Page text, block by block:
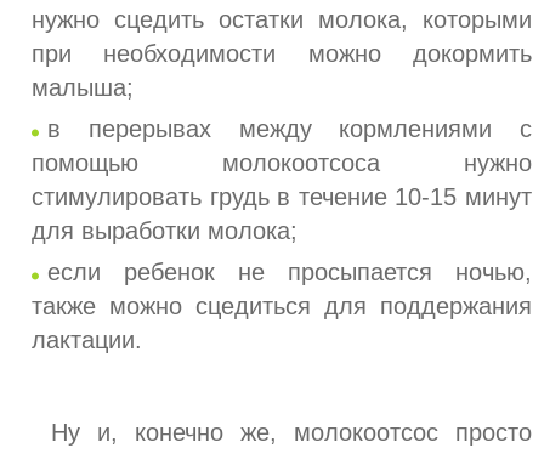
нужно сцедить остатки молока, которыми
при необходимости можно докормить
малыша;
в перерывах между кормлениями с
помощью молокоотсоса нужно
стимулировать грудь в течение 10-15 минут
для выработки молока;
если ребенок не просыпается ночью,
также можно сцедиться для поддержания
лактации.
Ну и, конечно же, молокоотсос просто